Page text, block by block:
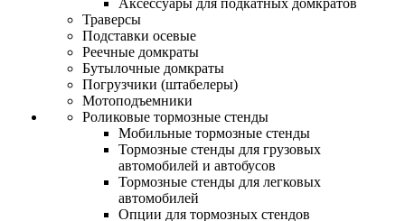
Аксессуары для подкатных домкратов
Траверсы
Подставки осевые
Реечные домкраты
Бутылочные домкраты
Погрузчики (штабелеры)
Мотоподъемники
Роликовые тормозные стенды
Мобильные тормозные стенды
Тормозные стенды для грузовых
автомобилей и автобусов
Тормозные стенды для легковых
автомобилей
Опции для тормозных стендов